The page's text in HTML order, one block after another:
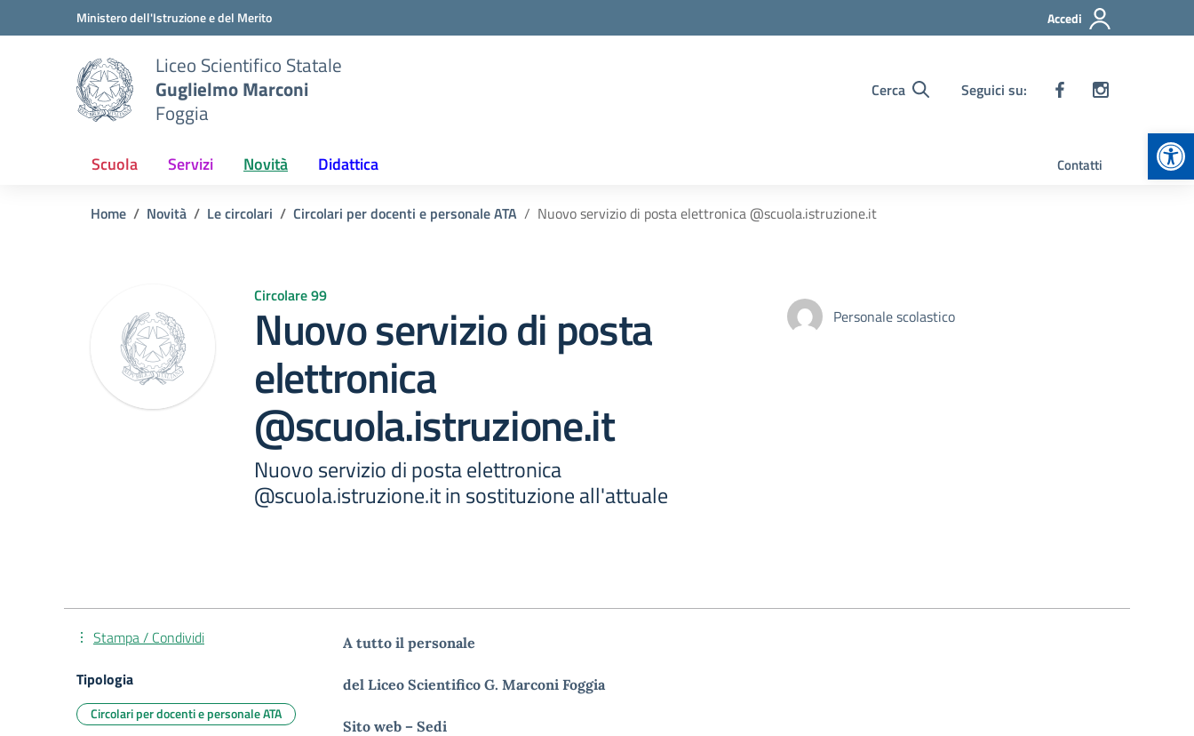
Vai ai contenuti
Vai al menu di navigazioneMinistero dell'Istruzione e del Merito Accedi
Liceo Scientifico Statale
Guglielmo Marconi
Foggia
Cerca Seguici su:
Scuola Servizi Novità Didattica Contatti
Home Novità Le circolari Circolari per docenti e personale ATA Nuovo servizio di posta elettronica @scuola.istruzione.it
Circolare 99
Nuovo servizio di posta
elettronica
@scuola.istruzione.it
Nuovo servizio di posta elettronica
@scuola.istruzione.it in sostituzione all'attuale
Personale scolastico
A tutto il personale
del Liceo Scientifico G. Marconi Foggia
Sito web – Sedi
Stampa / Condividi
Tipologia
Circolari per docenti e personale ATA